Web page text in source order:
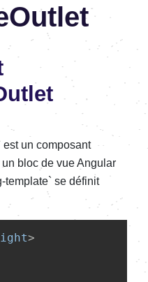
est un composant
bloc de vue Angular
template` se définit
>